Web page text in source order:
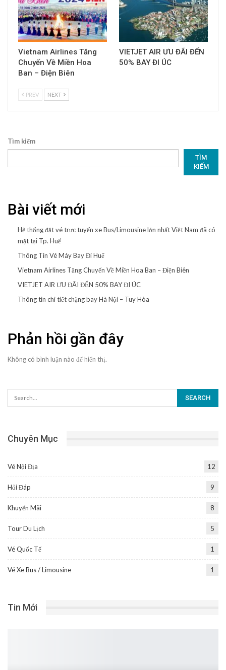
Vietnam Airlines Tăng
Chuyến Về Miền Hoa
Ban – Điện Biên
VIETJET AIR ƯU ĐÃI ĐẾN
50% BAY ĐI ÚC
PREV NEXT
Tìm kiếm
TÌM
KIẾM
Bài viết mới
Hệ thống đặt vé trực tuyến xe Bus/Limousine lớn nhất Việt Nam đã có
mặt tại Tp. Huế
Thông Tin Vé Máy Bay Đi Huế
Vietnam Airlines Tăng Chuyến Về Miền Hoa Ban – Điện Biên
VIETJET AIR ƯU ĐÃI ĐẾN 50% BAY ĐI ÚC
Thông tin chi tiết chặng bay Hà Nội – Tuy Hòa
Phản hồi gần đây
Không có bình luận nào để hiển thị.
Chuyên Mục
Vé Nội Địa 12
Hỏi Đáp 9
Khuyến Mãi 8
Tour Du Lịch 5
Vé Quốc Tế 1
Vé Xe Bus / Limousine 1
Tin Mới